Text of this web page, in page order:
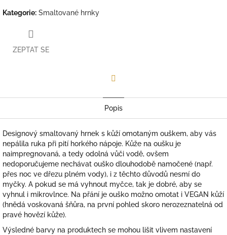
Kategorie: Smaltované hrnky
ZEPTAT SE
Popis
Designový smaltovaný hrnek s kůží omotaným ouškem, aby vás
nepálila ruka při pití horkého nápoje. Kůže na oušku je
naimpregnovaná, a tedy odolná vůči vodě, ovšem
nedoporučujeme nechávat ouško dlouhodobě namočené (např.
přes noc ve dřezu plném vody), i z těchto důvodů nesmí do
myčky. A pokud se má vyhnout myčce, tak je dobré, aby se
vyhnul i mikrovlnce. Na přání je ouško možno omotat i VEGAN kůží
(hnědá voskovaná šňůra, na první pohled skoro nerozeznatelná od
pravé hovězí kůže).
Výsledné barvy na produktech se mohou lišit vlivem nastavení